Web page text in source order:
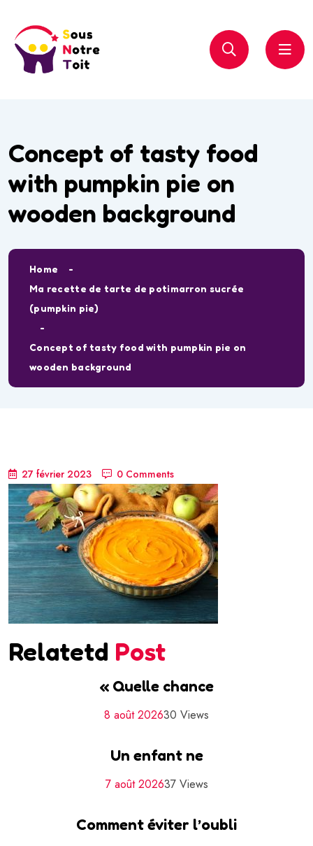
Concept of tasty food
with pumpkin pie on
wooden background
Home
Ma recette de tarte de potimarron sucrée
(pumpkin pie)
Concept of tasty food with pumpkin pie on
wooden background
27 février 2023 0 Comments
Relatetd Post
« Quelle chance
8 août 202630 Views
Un enfant ne
7 août 202637 Views
Comment éviter l’oubli